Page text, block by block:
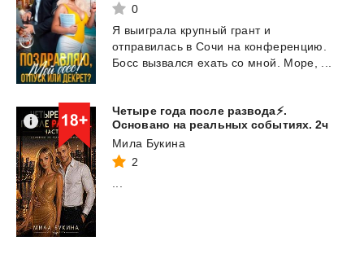
0
Я выиграла крупный грант и
отправилась в Сочи на конференцию.
Босс вызвался ехать со мной. Море,
Четыре года после развода️⚡️.
Основано на реальных событиях. 2ч
Мила Букина
2